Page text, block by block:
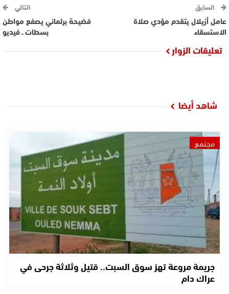
السابق
عامل أزيلال يتقدم مؤدي صلاة
الاستسقاء
التالي
فضيحة برلماني يصفع مواطن
بسطات ـ فيديو
تعليقات الزوار
شاهد أيضا
مجتمع
جريمة مروعة تهز سوق السبت.. قتيل وثلاثة جرحى في
عراك دام